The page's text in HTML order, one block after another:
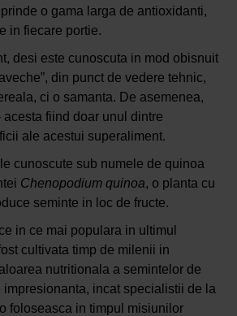
o gama larga de antioxidanti,
in fiecare portie.
desi este cunoscuta in mod obisnuit
din punct de vedere tehnic,
ci o samanta. De asemenea,
fiind doar unul dintre
ale acestui superaliment.
cunoscute sub numele de quinoa
Chenopodium quinoa, o planta cu
seminte in loc de fructe.
in ce mai populara in ultimul
cultivata timp de milenii in
nutritionala a semintelor de
impresionanta, incat specialistii de la
foloseasca in timpul misiunilor